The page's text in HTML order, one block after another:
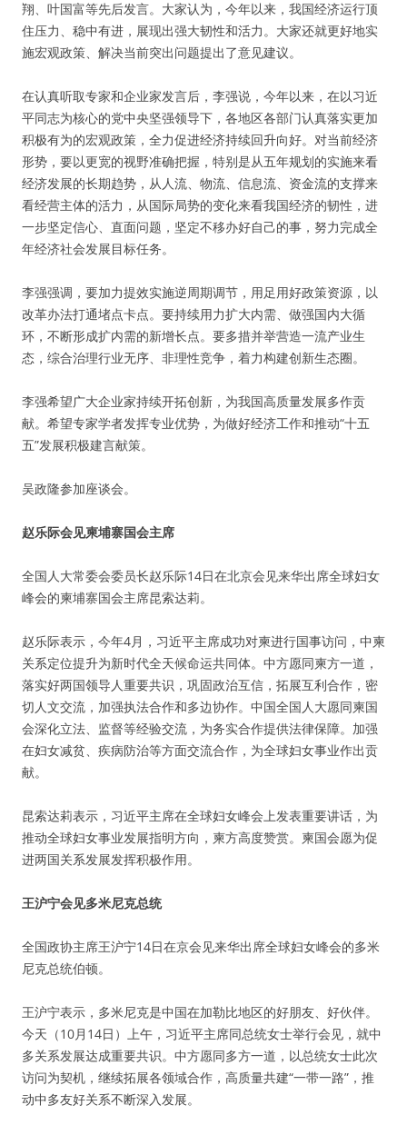
翔、叶国富等先后发言。大家认为，今年以来，我国经济运行顶
住压力、稳中有进，展现出强大韧性和活力。大家还就更好地实
施宏观政策、解决当前突出问题提出了意见建议。
在认真听取专家和企业家发言后，李强说，今年以来，在以习近
平同志为核心的党中央坚强领导下，各地区各部门认真落实更加
积极有为的宏观政策，全力促进经济持续回升向好。对当前经济
形势，要以更宽的视野准确把握，特别是从五年规划的实施来看
经济发展的长期趋势，从人流、物流、信息流、资金流的支撑来
看经营主体的活力，从国际局势的变化来看我国经济的韧性，进
一步坚定信心、直面问题，坚定不移办好自己的事，努力完成全
年经济社会发展目标任务。
李强强调，要加力提效实施逆周期调节，用足用好政策资源，以
改革办法打通堵点卡点。要持续用力扩大内需、做强国内大循
环，不断形成扩内需的新增长点。要多措并举营造一流产业生
态，综合治理行业无序、非理性竞争，着力构建创新生态圈。
李强希望广大企业家持续开拓创新，为我国高质量发展多作贡
献。希望专家学者发挥专业优势，为做好经济工作和推动“十五
五”发展积极建言献策。
吴政隆参加座谈会。
赵乐际会见柬埔寨国会主席
全国人大常委会委员长赵乐际14日在北京会见来华出席全球妇女
峰会的柬埔寨国会主席昆索达莉。
赵乐际表示，今年4月，习近平主席成功对柬进行国事访问，中柬
关系定位提升为新时代全天候命运共同体。中方愿同柬方一道，
落实好两国领导人重要共识，巩固政治互信，拓展互利合作，密
切人文交流，加强执法合作和多边协作。中国全国人大愿同柬国
会深化立法、监督等经验交流，为务实合作提供法律保障。加强
在妇女减贫、疾病防治等方面交流合作，为全球妇女事业作出贡
献。
昆索达莉表示，习近平主席在全球妇女峰会上发表重要讲话，为
推动全球妇女事业发展指明方向，柬方高度赞赏。柬国会愿为促
进两国关系发展发挥积极作用。
王沪宁会见多米尼克总统
全国政协主席王沪宁14日在京会见来华出席全球妇女峰会的多米
尼克总统伯顿。
王沪宁表示，多米尼克是中国在加勒比地区的好朋友、好伙伴。
今天（10月14日）上午，习近平主席同总统女士举行会见，就中
多关系发展达成重要共识。中方愿同多方一道，以总统女士此次
访问为契机，继续拓展各领域合作，高质量共建“一带一路”，推
动中多友好关系不断深入发展。